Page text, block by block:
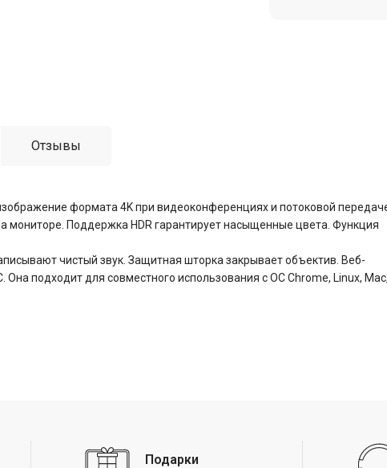
Отзывы
формата 4K при видеоконференциях и потоковой
мониторе. Поддержка HDR гарантирует насыщенные цвета. Функция
чистый звук. Защитная шторка закрывает объектив. Веб-
подходит для совместного использования с ОС Chrome, Linux, Mac,
Подарки